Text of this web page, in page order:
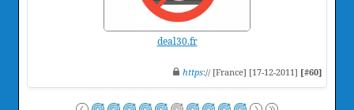
deal30.fr
https:// [France] [17-12-2011] [#60]